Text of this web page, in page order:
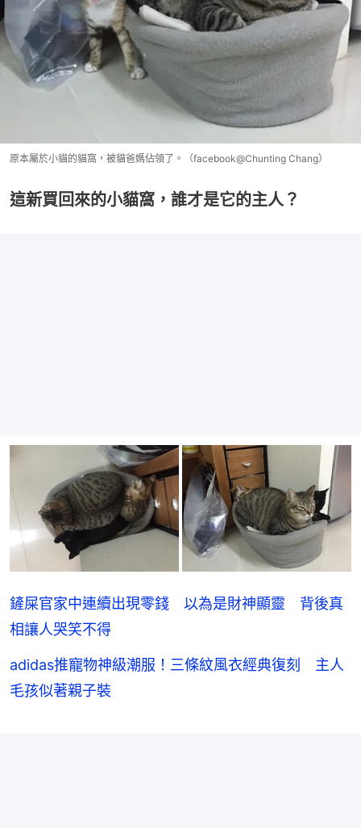
原本屬於小貓的貓窩，被貓爸媽佔領了。（facebook@Chunting Chang）
這新買回來的小貓窩，誰才是它的主人？
鏟屎官家中連續出現零錢 以為是財神顯靈 背後真
相讓人哭笑不得
adidas推寵物神級潮服！三條紋風衣經典復刻 主人
毛孩似著親子裝